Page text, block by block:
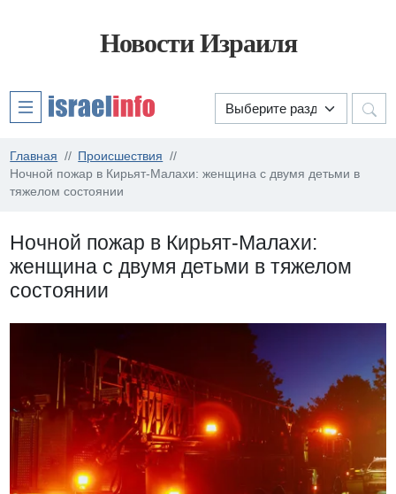
Новости Израиля
Главная
Происшествия
Ночной пожар в Кирьят-Малахи: женщина с двумя детьми в
тяжелом состоянии
Ночной пожар в Кирьят-Малахи:
женщина с двумя детьми в тяжелом
состоянии